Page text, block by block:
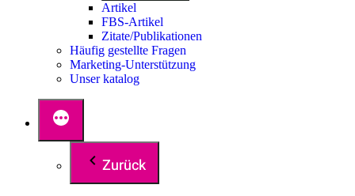
Artikel
FBS-Artikel
Zitate/Publikationen
Häufig gestellte Fragen
Marketing-Unterstützung
Unser katalog
Zurück